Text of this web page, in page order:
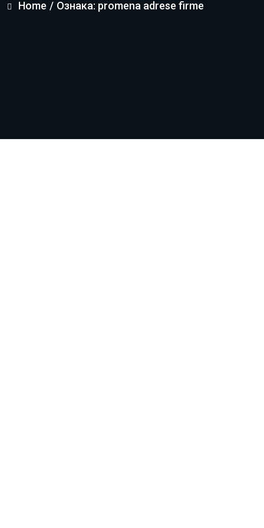
Home / Ознака: promena adrese firme